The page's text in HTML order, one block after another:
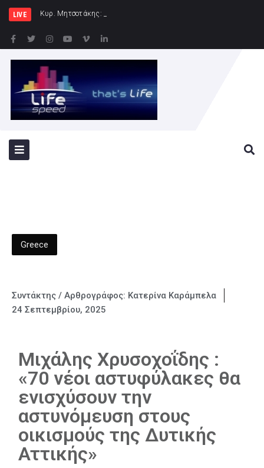
LIVE Κυρ. Μητσοτάκης: Η χώρα δεν μπορεί ν
Greece
Συντάκτης / Αρθρογράφος: Κατερίνα Καράμπελα
24 Σεπτεμβρίου, 2025
Μιχάλης Χρυσοχοΐδης :
«70 νέοι αστυφύλακες θα
ενισχύσουν την
αστυνόμευση στους
οικισμούς της Δυτικής
Αττικής»